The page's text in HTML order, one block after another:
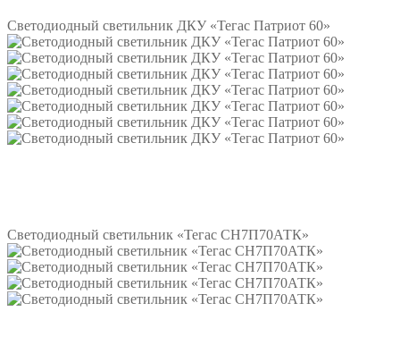
Светодиодный светильник ДКУ «Тегас Патриот 60»
Светодиодный светильник «Тегас СН7П70АТК»